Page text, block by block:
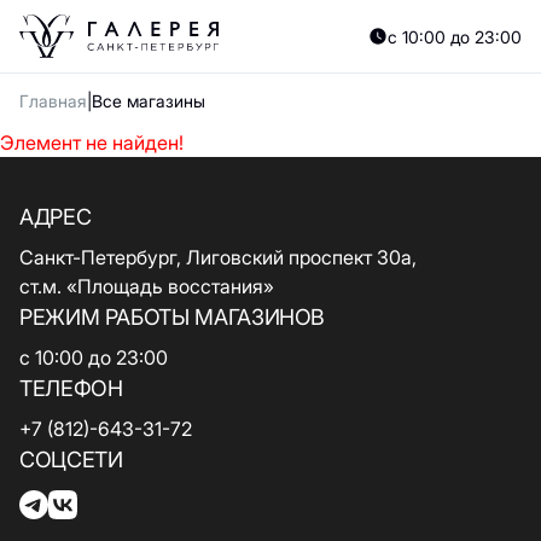
с 10:00 до 23:00
Главная Все магазины
Элемент не найден!
АДРЕС
Санкт-Петербург, Лиговский проспект 30а,
ст.м. «Площадь восстания»
РЕЖИМ РАБОТЫ МАГАЗИНОВ
с 10:00 до 23:00
ТЕЛЕФОН
+7 (812)-643-31-72
СОЦСЕТИ